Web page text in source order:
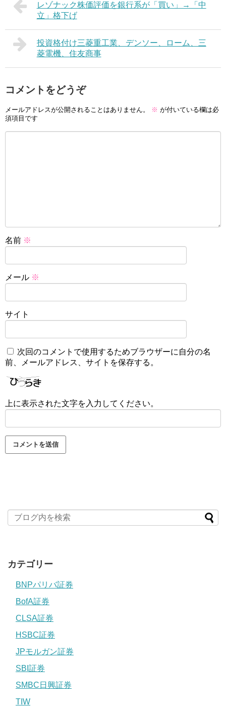
レゾナック株価評価を銀行系が「買い」→「中
立」格下げ
投資格付け三菱重工業、デンソー、ローム、三
菱電機、住友商事
コメントをどうぞ
メールアドレスが公開されることはありません。 ※ が付いている欄は必
須項目です
名前 ※
メール ※
サイト
次回のコメントで使用するためブラウザーに自分の名
前、メールアドレス、サイトを保存する。
上に表示された文字を入力してください。
カテゴリー
BNPパリバ証券
BofA証券
CLSA証券
HSBC証券
JPモルガン証券
SBI証券
SMBC日興証券
TIW